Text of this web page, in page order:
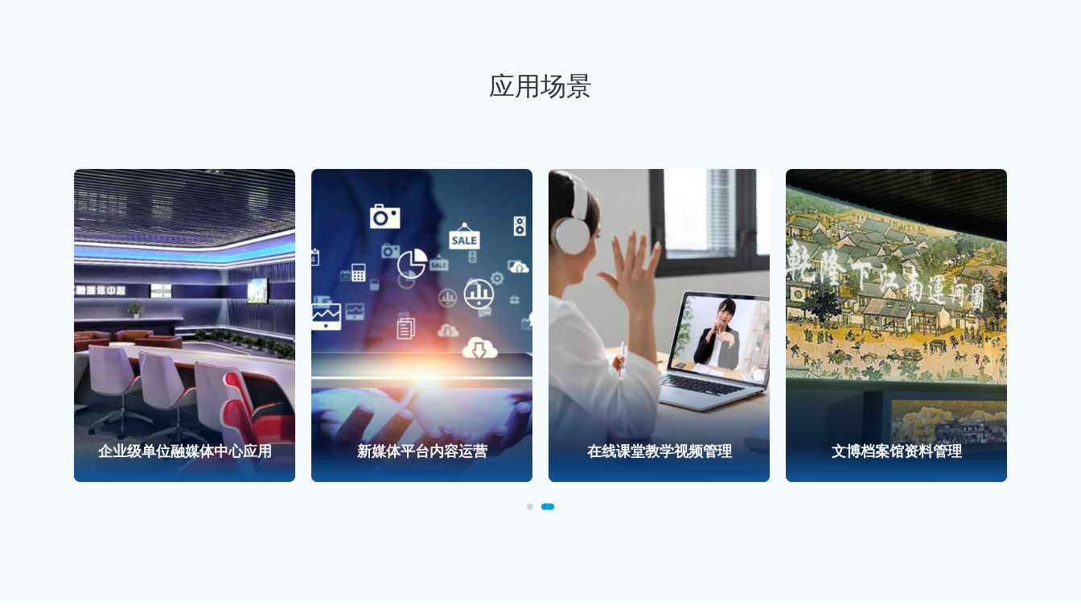
应用场景
企业级单位融媒体中心应用 新媒体平台内容运营 在线课堂教学视频管理 文博档案馆资料管理